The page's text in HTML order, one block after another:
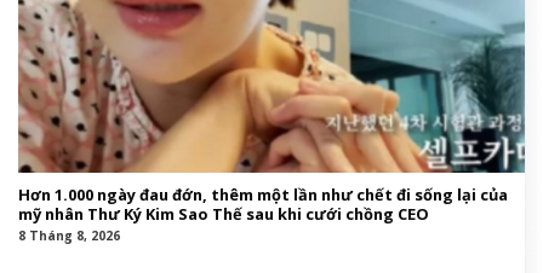
Hơn 1.000 ngày đau đớn, thêm một lần như chết đi sống lại của
mỹ nhân Thư Ký Kim Sao Thế sau khi cưới chồng CEO
8 Tháng 8, 2026